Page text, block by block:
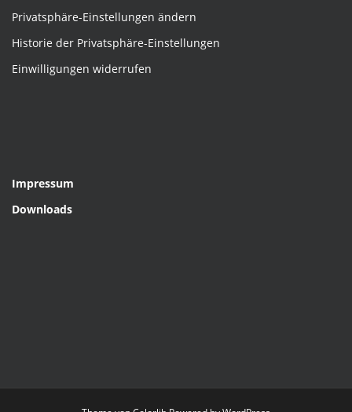
Privatsphäre-Einstellungen ändern
Historie der Privatsphäre-Einstellungen
Einwilligungen widerrufen
Impressum
Downloads